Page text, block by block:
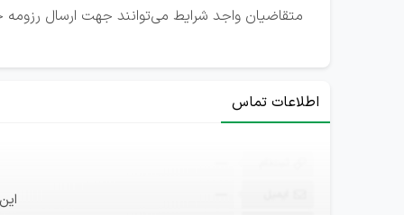
متقاضیان واجد شرایط می‌توانند جهت ارسال رزومه
اطلاعات تماس